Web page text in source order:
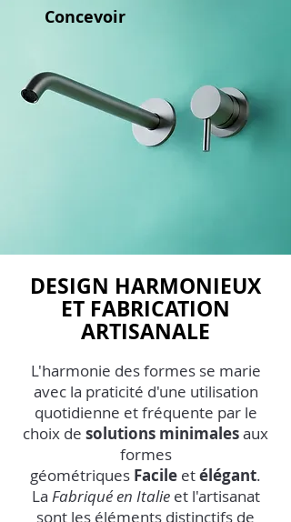
Concevoir
DESIGN HARMONIEUX
ET FABRICATION
ARTISANALE
L'harmonie des formes se marie
avec la praticité d'une utilisation
quotidienne et fréquente par le
choix de solutions minimalesaux
formes
géométriques Facile etélégant.
La Fabriqué en Italie et l'artisanat
sont les éléments distinctifs de